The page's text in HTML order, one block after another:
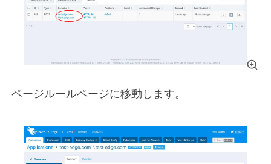
ページルールページに移動します。